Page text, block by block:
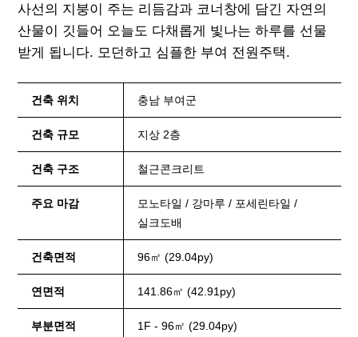
사선의 지붕이 주는 리듬감과 코너창에 담긴 자연의
산물이 깃들어 오늘도 다채롭게 빛나는 하루를 선물
받게 됩니다. 모던하고 심플한 부여 전원주택.
건축 위치 충남 부여군
건축 규모 지상 2층
건축 구조 철근콘크리트
주요 마감
모노타일 / 강마루 / 포세린타일 /
실크도배
건축면적 96㎡ (29.04py)
연면적 141.86㎡ (42.91py)
부분면적
1F - 96㎡ (29.04py)